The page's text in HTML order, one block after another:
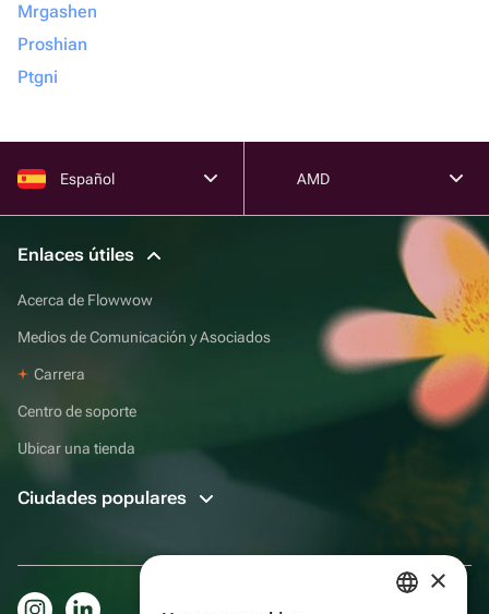
Mrgashen
Proshian
Ptgni
Español AMD
Enlaces útiles
Acerca de Flowwow
Medios de Comunicación y Asociados
Carrera
Centro de soporte
Ubicar una tienda
Ciudades populares
×